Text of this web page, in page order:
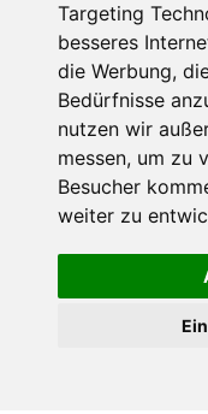
Targeting
besseres
die Werbung,
Bedürfnisse
nutzen wir
messen, um zu
Besucher
weiter zu